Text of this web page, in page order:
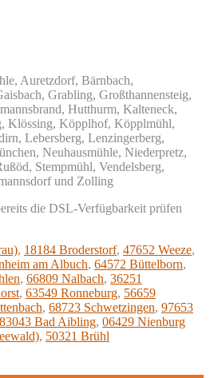
Auretzdorf, Bärnbach,
Grabling, Großthannensteig,
Hutthurm, Kalteneck,
Klössing, Köpplhof, Köpplmühl,
Lebersberg, Lenzingerberg,
Neuhausmühle, Niederpretz,
Stempmühl, Vendelsberg,
und Zolling
die DSL-Verfügbarkeit prüfen
, 18184 Broderstorf, 47652 Weeze,
am Albuch, 64572 Büttelborn,
, 66809 Nalbach, 36251
, 63549 Ronneburg, 56659
, 68723 Schwetzingen, 97653
83043 Bad Aibling, 06429 Nienburg
, 50321 Brühl